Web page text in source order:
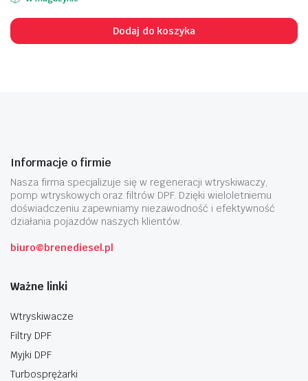
Dodaj do koszyka
Informacje o firmie
Nasza firma specjalizuje się w regeneracji wtryskiwaczy,
pomp wtryskowych oraz filtrów DPF. Dzięki wieloletniemu
doświadczeniu zapewniamy niezawodność i efektywność
działania pojazdów naszych klientów.
biuro@brenediesel.pl
Ważne linki
Wtryskiwacze
Filtry DPF
Myjki DPF
Turbosprężarki